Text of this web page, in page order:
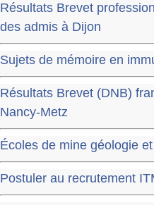
Résultats Brevet
des admis à Dijon
Sujets de mémoire en
Résultats Brevet (DNB)
Nancy-Metz
Écoles de mine géologie
Postuler au recrutement